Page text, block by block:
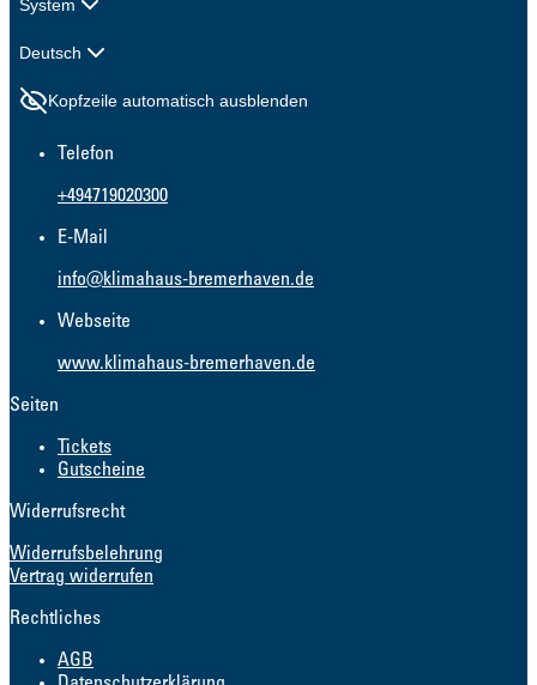
System
Deutsch
Kopfzeile automatisch ausblenden
Telefon
+494719020300
E-Mail
info@klimahaus-bremerhaven.de
Webseite
www.klimahaus-bremerhaven.de
Seiten
Tickets
Gutscheine
Widerrufsrecht
Widerrufsbelehrung
Vertrag widerrufen
Rechtliches
AGB